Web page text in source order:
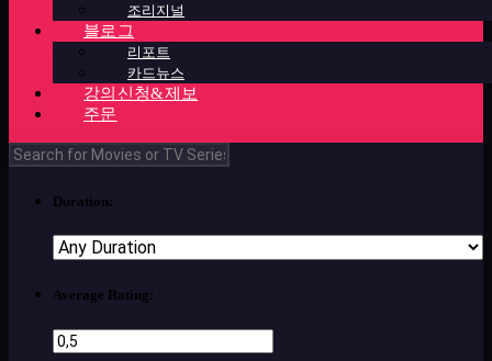
조리지널
블로그
리포트
카드뉴스
강의신청&제보
주문
Duration:
Average Rating: